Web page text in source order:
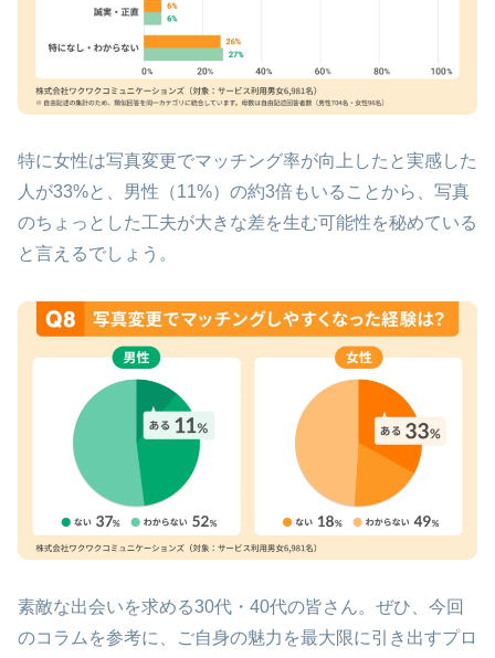
特に女性は写真変更でマッチング率が向上したと実感した
人が33%と、男性（11%）の約3倍もいることから、写真
のちょっとした工夫が大きな差を生む可能性を秘めている
と言えるでしょう。
素敵な出会いを求める30代・40代の皆さん。ぜひ、今回
のコラムを参考に、ご自身の魅力を最大限に引き出すプロ